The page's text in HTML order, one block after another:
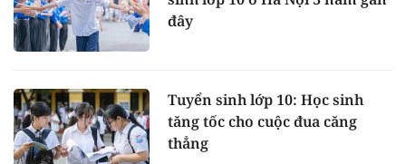
đây
Tuyển sinh lớp 10: Học sinh
tăng tốc cho cuộc đua căng
thẳng